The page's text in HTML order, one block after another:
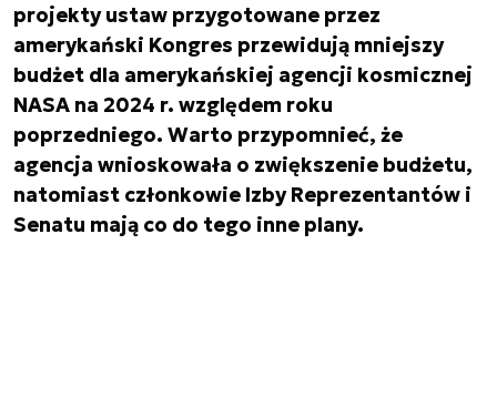
projekty ustaw przygotowane przez
amerykański Kongres przewidują mniejszy
budżet dla amerykańskiej agencji kosmicznej
NASA na 2024 r. względem roku
poprzedniego. Warto przypomnieć, że
agencja wnioskowała o zwiększenie budżetu,
natomiast członkowie Izby Reprezentantów i
Senatu mają co do tego inne plany.